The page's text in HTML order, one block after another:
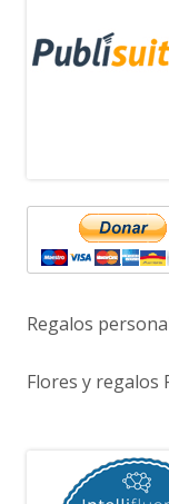
lateral
principal
Regalos
Flores y regalos